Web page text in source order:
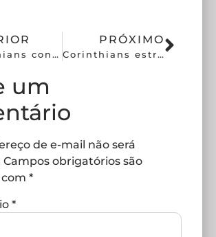
Corinthians conhece adversário da Copa do Brasil feminina
PRÓXIMO
Corinthians estreia nos Estados Unidos com transmissão exclusiva
um
de e-mail não será
Campos obrigatórios são
*
*